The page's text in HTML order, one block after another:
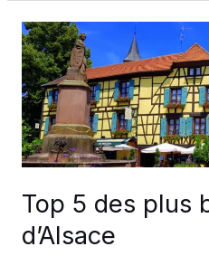
du
musée
franco-
allemand
de
la
Grande
Top 5 des plus
d’Alsace